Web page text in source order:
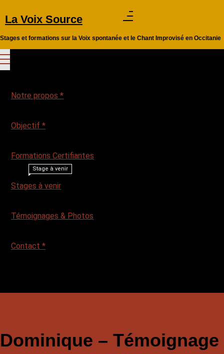
au
contenu
La Voix Source
Stages et formations sur la Voix spontanée et le Chant Improvisé en Occitanie
Notre propos *
Objectif *
Formations Certifiantes
Stages à venir
Stage à venir
Témoignages & Photos
Contact *
Dominique –